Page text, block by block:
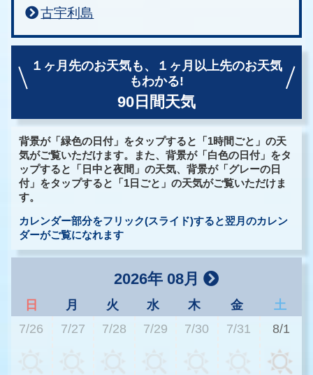
古宇利島
１ヶ月先のお天気も、
１ヶ月以上先のお天気
もわかる!
90日間天気
背景が「緑色の日付」をタップすると「1時間ごと」の天
気がご覧いただけます。また、背景が「白色の日付」をタ
ップすると「日中と夜間」の天気、背景が「グレーの日
付」をタップすると「1日ごと」の天気がご覧いただけま
す。
カレンダー部分をフリック(スライド)すると翌月のカレン
ダーがご覧になれます
2026年 08月
日 月 火 水 木 金
土
7/26
7/27 7/28 7/29 7/30 7/31 8/1